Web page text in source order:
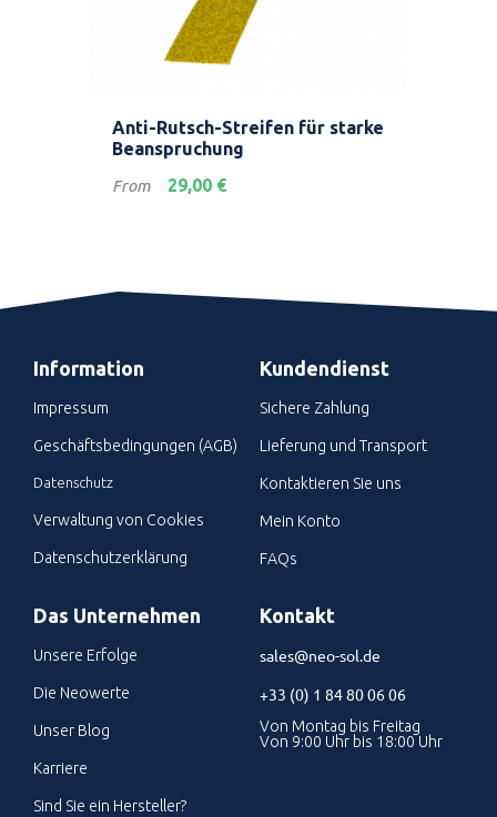
Anti-Rutsch-Streifen für starke
Beanspruchung
Preis
From 29,00 €
Information
Impressum
Geschäftsbedingungen (AGB)
Datenschutz
Verwaltung von Cookies
Datenschutzerklärung
Kundendienst
Sichere Zahlung
Lieferung und Transport
Kontaktieren Sie uns
Mein Konto
FAQs
Das Unternehmen
Unsere Erfolge
Die Neowerte
Unser Blog
Karriere
Sind Sie ein Hersteller?
Kontakt
sales@neo-sol.de
+33 (0) 1 84 80 06 06
Von Montag bis Freitag
Von 9:00 Uhr bis 18:00 Uhr